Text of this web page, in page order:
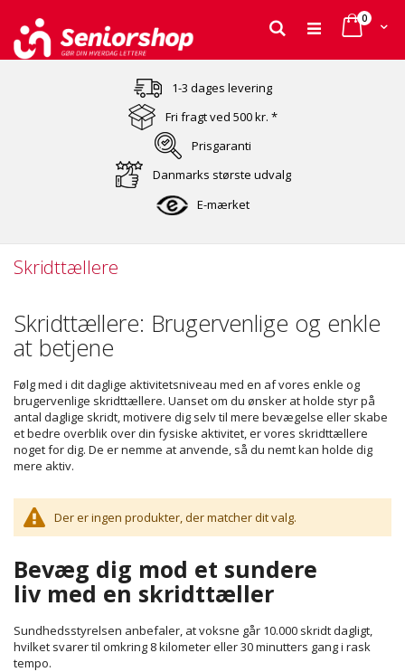
Cart
0varer
Søg
to
Content
1-3 dages levering
Fri fragt ved 500 kr. *
Prisgaranti
Danmarks største udvalg
E-mærket
Skridttællere
Skridttællere: Brugervenlige og enkle
at betjene
Følg med i dit daglige aktivitetsniveau med en af vores enkle og
brugervenlige skridttællere. Uanset om du ønsker at holde styr på
antal daglige skridt, motivere dig selv til mere bevægelse eller skabe
et bedre overblik over din fysiske aktivitet, er vores skridttællere
noget for dig. De er nemme at anvende, så du nemt kan holde dig
mere aktiv.
Der er ingen produkter, der matcher dit valg.
Bevæg dig mod et sundere
liv med en skridttæller
Sundhedsstyrelsen anbefaler, at voksne går 10.000 skridt dagligt,
hvilket svarer til omkring 8 kilometer eller 30 minutters gang i rask
tempo.